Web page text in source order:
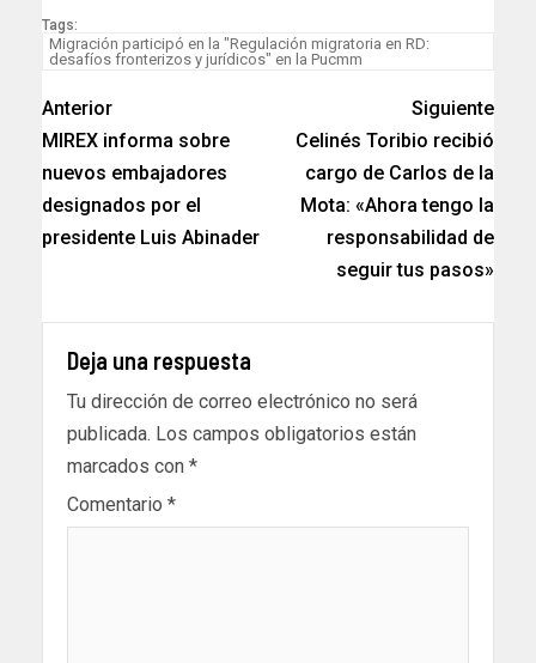
Tags:
Migración participó en la "Regulación migratoria en RD:
desafíos fronterizos y jurídicos" en la Pucmm
Anterior
MIREX informa sobre
nuevos embajadores
designados por el
presidente Luis Abinader
Siguiente
Celinés Toribio recibió
cargo de Carlos de la
Mota: «Ahora tengo la
responsabilidad de
seguir tus pasos»
Deja una respuesta
Tu dirección de correo electrónico no será
publicada. Los campos obligatorios están
marcados con *
Comentario *